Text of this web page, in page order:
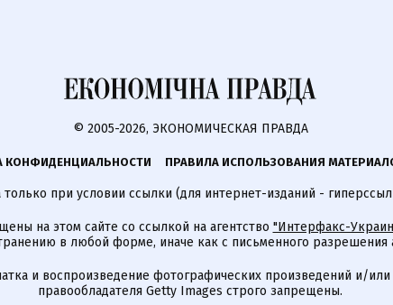
© 2005-2026, ЭКОНОМИЧЕСКАЯ ПРАВДА
КОНФИДЕНЦИАЛЬНОСТИ ПРАВИЛА ИСПОЛЬЗОВАНИЯ
только при условии ссылки (для интернет-изданий -
на этом сайте со ссылкой на агентство "Интерфакс-
в любой форме, иначе как с письменного разрешения
и воспроизведение фотографических произведений и/
правообладателя Getty Images строго запрещены.